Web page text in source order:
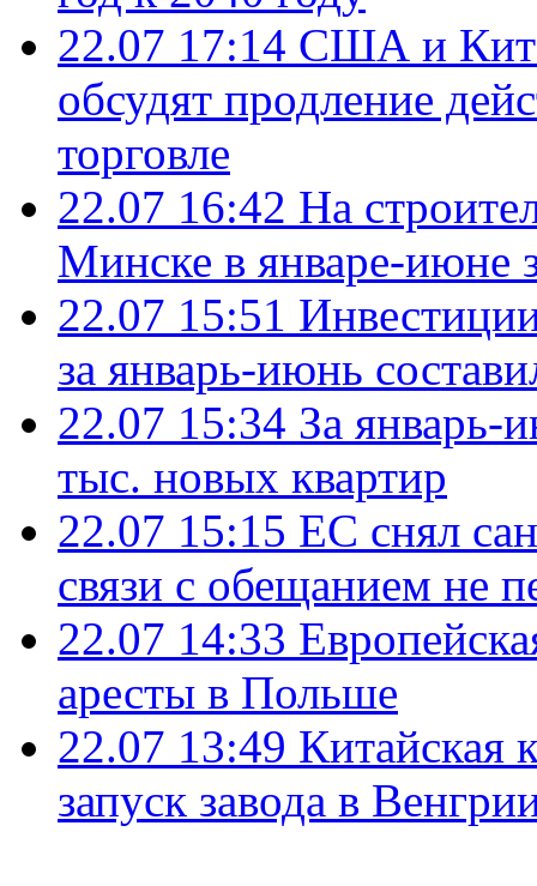
22.07 17:14 США и
обсудят продление
торговле
22.07 16:42 На
Минске в январе-июне
22.07 15:51
за январь-июнь
22.07 15:34 За январь-
тыс. новых квартир
22.07 15:15 ЕС снял
связи с обещанием не
22.07 14:33
аресты в Польше
22.07 13:49 Китайская
запуск завода в